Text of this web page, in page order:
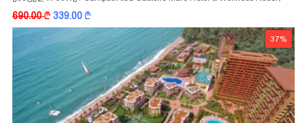
-სგან!
690.00k 339.00k
37%